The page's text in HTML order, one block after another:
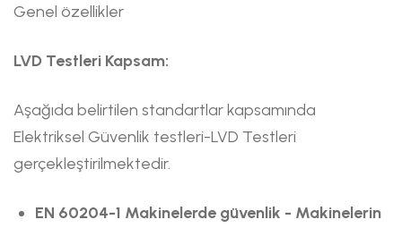
Genel özellikler
LVD Testleri Kapsam:
Aşağıda belirtilen standartlar kapsamında
Elektriksel Güvenlik testleri-LVD Testleri
gerçekleştirilmektedir.
EN 60204-1 Makinelerde güvenlik - Makinelerin